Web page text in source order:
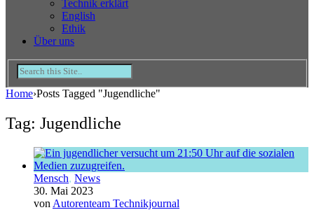
Technik erklärt
English
Ethik
Über uns
Home›Posts Tagged "Jugendliche"
Tag: Jugendliche
Mensch, News
30. Mai 2023
von Autorenteam Technikjournal